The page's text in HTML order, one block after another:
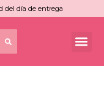
del día de entrega
Search